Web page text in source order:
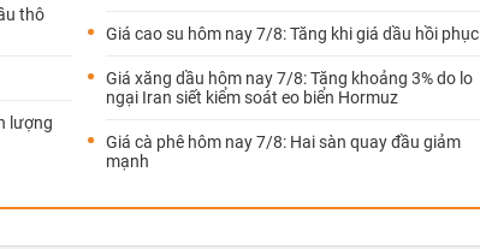
thô
lượng
Giá cao su hôm nay 7/8: Tăng khi giá dầu hồi phục
Giá xăng dầu hôm nay 7/8: Tăng khoảng 3% do lo
ngại Iran siết kiểm soát eo biển Hormuz
Giá cà phê hôm nay 7/8: Hai sàn quay đầu giảm
mạnh